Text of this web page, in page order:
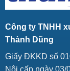
Công ty TNHH
Thành Dũng
Giấy ĐKKD số
Nội cấp ngày 03/